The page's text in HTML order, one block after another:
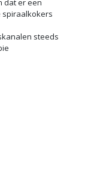
dat er een
spiraalkokers
steeds